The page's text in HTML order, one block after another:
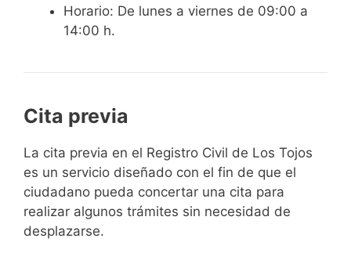
Horario: De lunes a viernes de 09:00 a
14:00 h.
Cita previa
​​​​​​​​​​​​​​​​​​​​​​​​​​​​La cita previa en el Registro Civil de Los Tojos
es un servicio diseñado con el fin de que el
ciudadano pueda concertar una cita para
realizar algunos trámites sin necesidad de
desplazarse.​